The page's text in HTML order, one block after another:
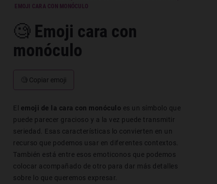
​ EMOJI CARA CON MONÓCULO
🧐​ Emoji cara con
monóculo
🧐 Copiar emoji
El emoji de la cara con monóculo es un símbolo que
puede parecer gracioso y a la vez puede transmitir
seriedad. Esas características lo convierten en un
recurso que podemos usar en diferentes contextos.
También está entre esos emoticonos que podemos
colocar acompañado de otro para dar más detalles
sobre lo que queremos expresar.